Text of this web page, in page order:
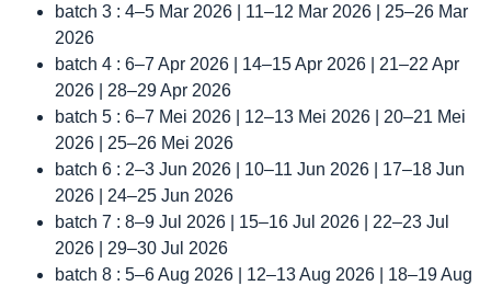
batch 3 : 4–5 Mar 2026 | 11–12 Mar 2026 | 25–26 Mar
2026
batch 4 : 6–7 Apr 2026 | 14–15 Apr 2026 | 21–22 Apr
2026 | 28–29 Apr 2026
batch 5 : 6–7 Mei 2026 | 12–13 Mei 2026 | 20–21 Mei
2026 | 25–26 Mei 2026
batch 6 : 2–3 Jun 2026 | 10–11 Jun 2026 | 17–18 Jun
2026 | 24–25 Jun 2026
batch 7 : 8–9 Jul 2026 | 15–16 Jul 2026 | 22–23 Jul
2026 | 29–30 Jul 2026
batch 8 : 5–6 Aug 2026 | 12–13 Aug 2026 | 18–19 Aug